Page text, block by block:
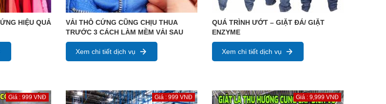
HIỆU QUẢ
VẢI THÔ CỨNG CŨNG CHỊU THUA
TRƯỚC 3 CÁCH LÀM MỀM VẢI SAU
Xem chi tiết dịch vụ
QUÁ TRÌNH ƯỚT – GIẶT ĐÁ/ GIẶT
ENZYME
Xem chi tiết dịch vụ
Giá : 999 VNĐ Giá : 999 VNĐ Giá : 9,999 VNĐ